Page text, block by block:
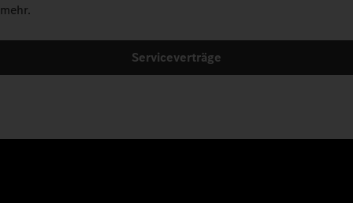
mehr.
Serviceverträge